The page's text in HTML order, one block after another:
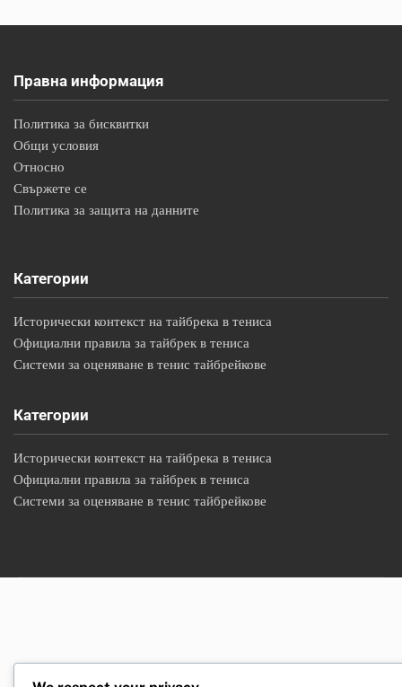
Правна информация
Политика за бисквитки
Общи условия
Относно
Свържете се
Политика за защита на данните
Категории
Исторически контекст на тайбрека в тениса
Официални правила за тайбрек в тениса
Системи за оценяване в тенис тайбрейкове
Категории
Исторически контекст на тайбрека в тениса
Официални правила за тайбрек в тениса
Системи за оценяване в тенис тайбрейкове